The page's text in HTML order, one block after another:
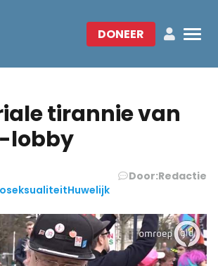
DONEER
tirannie van
lobby
Door:Redactie
Huwelijk